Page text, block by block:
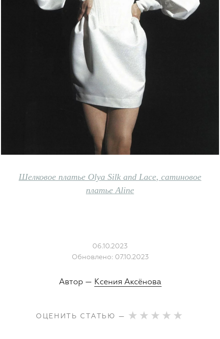
Шелковое платье Olya Silk and Lace, сатиновое
платье Aline
06.10.2023
Обновлено: 07.10.2023
Автор — Ксения Аксёнова
ОЦЕНИТЬ СТАТЬЮ —